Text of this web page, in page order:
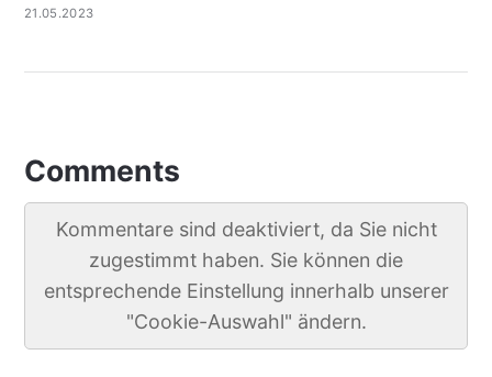
21.05.2023
Comments
Kommentare sind deaktiviert, da Sie nicht
zugestimmt haben. Sie können die
entsprechende Einstellung innerhalb unserer
"Cookie-Auswahl" ändern.